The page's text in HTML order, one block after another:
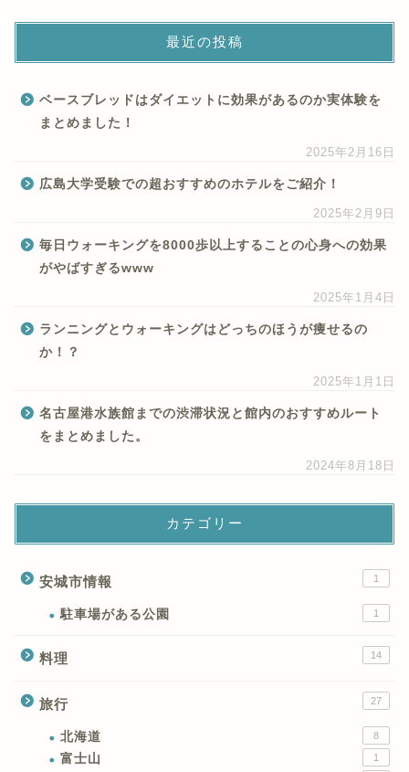
最近の投稿
ベースブレッドはダイエットに効果があるのか実体験を
まとめました！
2025年2月16日
広島大学受験での超おすすめのホテルをご紹介！
2025年2月9日
毎日ウォーキングを8000歩以上することの心身への効果
がやばすぎるwww
2025年1月4日
ランニングとウォーキングはどっちのほうが痩せるの
か！？
2025年1月1日
名古屋港水族館までの渋滞状況と館内のおすすめルート
をまとめました。
2024年8月18日
カテゴリー
安城市情報 1
駐車場がある公園 1
料理 14
旅行 27
北海道 8
富士山 1